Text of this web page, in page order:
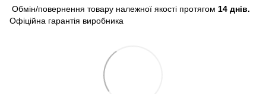
Обмін/повернення товару належної якості протягом 14 днів.
Офіційна гарантія виробника